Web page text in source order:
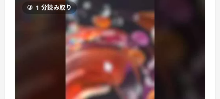
1 分読み取り